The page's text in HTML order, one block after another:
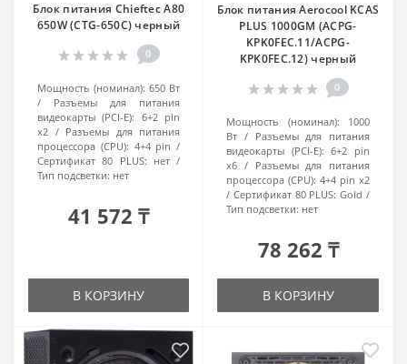
Блок питания Chieftec A80
650W (CTG-650C) черный
0
Мощность (номинал): 650 Вт
Разъемы для питания
видеокарты (PCI-E): 6+2 pin
x2
Разъемы для питания
процессора (CPU): 4+4 pin
Сертификат 80 PLUS: нет
Тип подсветки: нет
41 572 ₸
В КОРЗИНУ
Блок питания Aerocool KCAS
PLUS 1000GM (ACPG-
KPK0FEC.11/ACPG-
KPK0FEC.12) черный
0
Мощность (номинал):
1000
Вт
Разъемы для питания
видеокарты (PCI-E): 6+2 pin
x6
Разъемы для питания
процессора (CPU): 4+4 pin x2
Сертификат 80 PLUS: Gold
Тип подсветки: нет
78 262 ₸
В КОРЗИНУ